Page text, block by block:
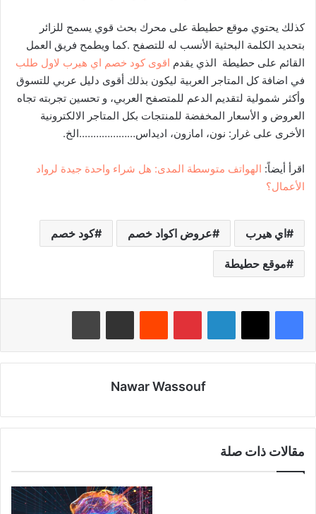
كذلك يحتوي موقع حطيطة على محرك بحث قوي يسمح للزائر
بتحديد الكلمة البحثية الأنسب له للتصفح .كما ويطمح فريق العمل
القائم على حطيطة الذي يقدم اقوى كود خصم اي هيرب لاول طلب
في اضافة كل المتاجر العربية ليكون بذلك أقوى دليل عربي للتسوق
وأكثر شمولية لتقديم الدعم للمتصفح العربي، و تحسين تجربته تجاه
العروض و الأسعار المخفضة للمنتجات بكل المتاجر الالكترونية
الأخرى على غرار: نون، امازون، اديداس………………..الخ.
اقرأ أيضاً: الهواتف متوسطة المدى: هل شراء واحدة جيدة لرواد
الأعمال؟
اي هيرب عروض اكواد خصم كود خصم
موقع حطيطة
لينكدإن بينتيريست
Nawar Wassouf
مقالات ذات صلة